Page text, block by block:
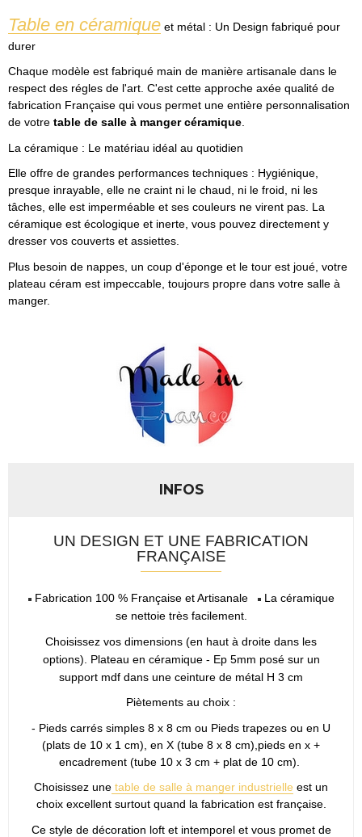
Table en céramique et métal : Un Design fabriqué pour
durer
Chaque modèle est fabriqué main de manière artisanale dans le
respect des régles de l'art. C'est cette approche axée qualité de
fabrication Française qui vous permet une entière personnalisation
de votre table de salle à manger céramique
La céramique : Le matériau idéal au quotidien
Elle offre de grandes performances techniques : Hygiénique,
presque inrayable, elle ne craint ni le chaud, ni le froid, ni les
tâches, elle est imperméable et ses couleurs ne virent pas. La
céramique est écologique et inerte, vous pouvez directement y
dresser vos couverts et assiettes.
Plus besoin de nappes, un coup d'éponge et le tour est joué, votre
plateau céram est impeccable, toujours propre dans votre salle à
manger.
INFOS
UN DESIGN ET UNE FABRICATION
FRANÇAISE
Fabrication 100 % Française et Artisanale
La céramique
se nettoie très facilement.
Choisissez vos dimensions (en haut à droite dans les
options). Plateau en céramique - Ep 5mm posé sur un
support mdf dans une ceinture de métal H 3 cm
Piètements au choix :
- Pieds carrés simples 8 x 8 cm ou Pieds trapezes ou en U
(plats de 10 x 1 cm), en X (tube 8 x 8 cm),pieds en x +
encadrement (tube 10 x 3 cm + plat de 10 cm).
Choisissez une table de salle à manger industrielle est un
choix excellent surtout quand la fabrication est française.
Ce style de décoration loft et intemporel et vous promet de